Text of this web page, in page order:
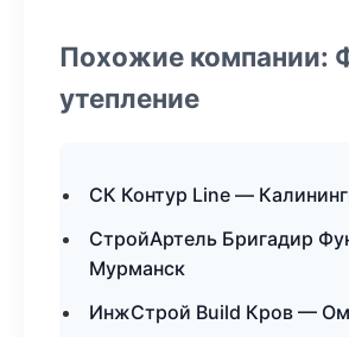
Похожие компании:
утепление
СК Контур Line —
СтройАртель Бригадир
Мурманск
ИнжСтрой Build Кров —